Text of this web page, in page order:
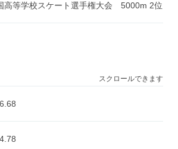
高等学校スケート選手権大会 5000m 2位
スクロールできます